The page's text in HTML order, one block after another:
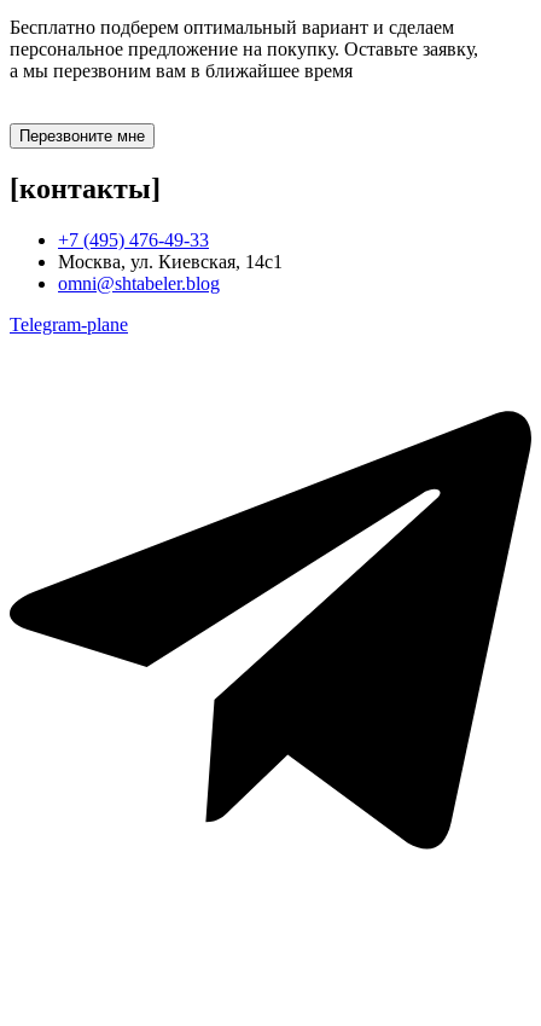
Бесплатно подберем оптимальный вариант и сделаем
персональное предложение на покупку. Оставьте заявку,
а мы перезвоним вам в ближайшее время
Перезвоните мне
[контакты]
+7 (495) 476-49-33
Москва, ул. Киевская, 14с1
omni@shtabeler.blog
Telegram-plane